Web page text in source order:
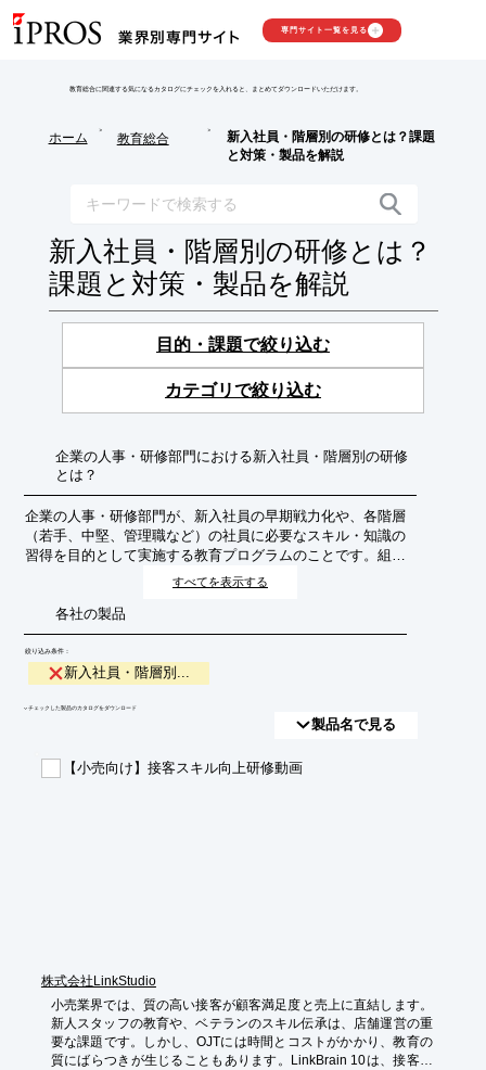
専門サイト一覧を見る
教育総合に関連する気になるカタログにチェックを入れると、まとめてダウンロードいただけます。
ホーム
>
教育総合
>
新入社員・階層別の研修とは？課題
と対策・製品を解説
新入社員・階層別の研修とは？
課題と対策・製品を解説
目的・課題で絞り込む
カテゴリで絞り込む
企業の人事・研修部門における新入社員・階層別の研修
とは？
企業の人事・研修部門が、新入社員の早期戦力化や、各階層
（若手、中堅、管理職など）の社員に必要なスキル・知識の
習得を目的として実施する教育プログラムのことです。組織
全体の成長と個々のキャリア形成を支援します。
すべてを表示する
各社の製品
絞り込み条件：
新入社員・階層別...
​▼チェックした製品のカタログをダウンロード
製品名で見る
【小売向け】接客スキル向上研修動画
株式会社LinkStudio
小売業界では、質の高い接客が顧客満足度と売上に直結します。
新人スタッフの教育や、ベテランのスキル伝承は、店舗運営の重
要な課題です。しかし、OJTには時間とコストがかかり、教育の
質にばらつきが生じることもあります。LinkBrain 10は、接客ス